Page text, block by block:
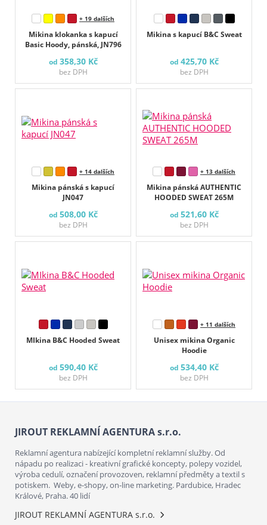
Mikina klokanka s kapucí
Basic Hoody, pánská, JN796
+ 19 dalších
od 358,30 Kč
bez DPH
Mikina s kapucí B&C Sweat
od 425,70 Kč
bez DPH
Mikina pánská s kapucí
JN047
+ 14 dalších
od 508,00 Kč
bez DPH
Mikina pánská AUTHENTIC
HOODED SWEAT 265M
+ 13 dalších
od 521,60 Kč
bez DPH
MIkina B&C Hooded Sweat
od 590,40 Kč
bez DPH
Unisex mikina Organic
Hoodie
+ 11 dalších
od 534,40 Kč
bez DPH
JIROUT REKLAMNÍ AGENTURA s.r.o.
Reklamní agentura nabízející kompletní reklamní služby. Od
nápadu po realizaci - kreativní grafické koncepty, polepy vozidel,
výroba cedulí, označení provozoven, reklamní předměty a textil s
potiskem. Weby, e-shopy, on-line marketing. Pardubice, Hradec
Králové, Praha. 40 lidí
JIROUT REKLAMNÍ AGENTURA s.r.o.